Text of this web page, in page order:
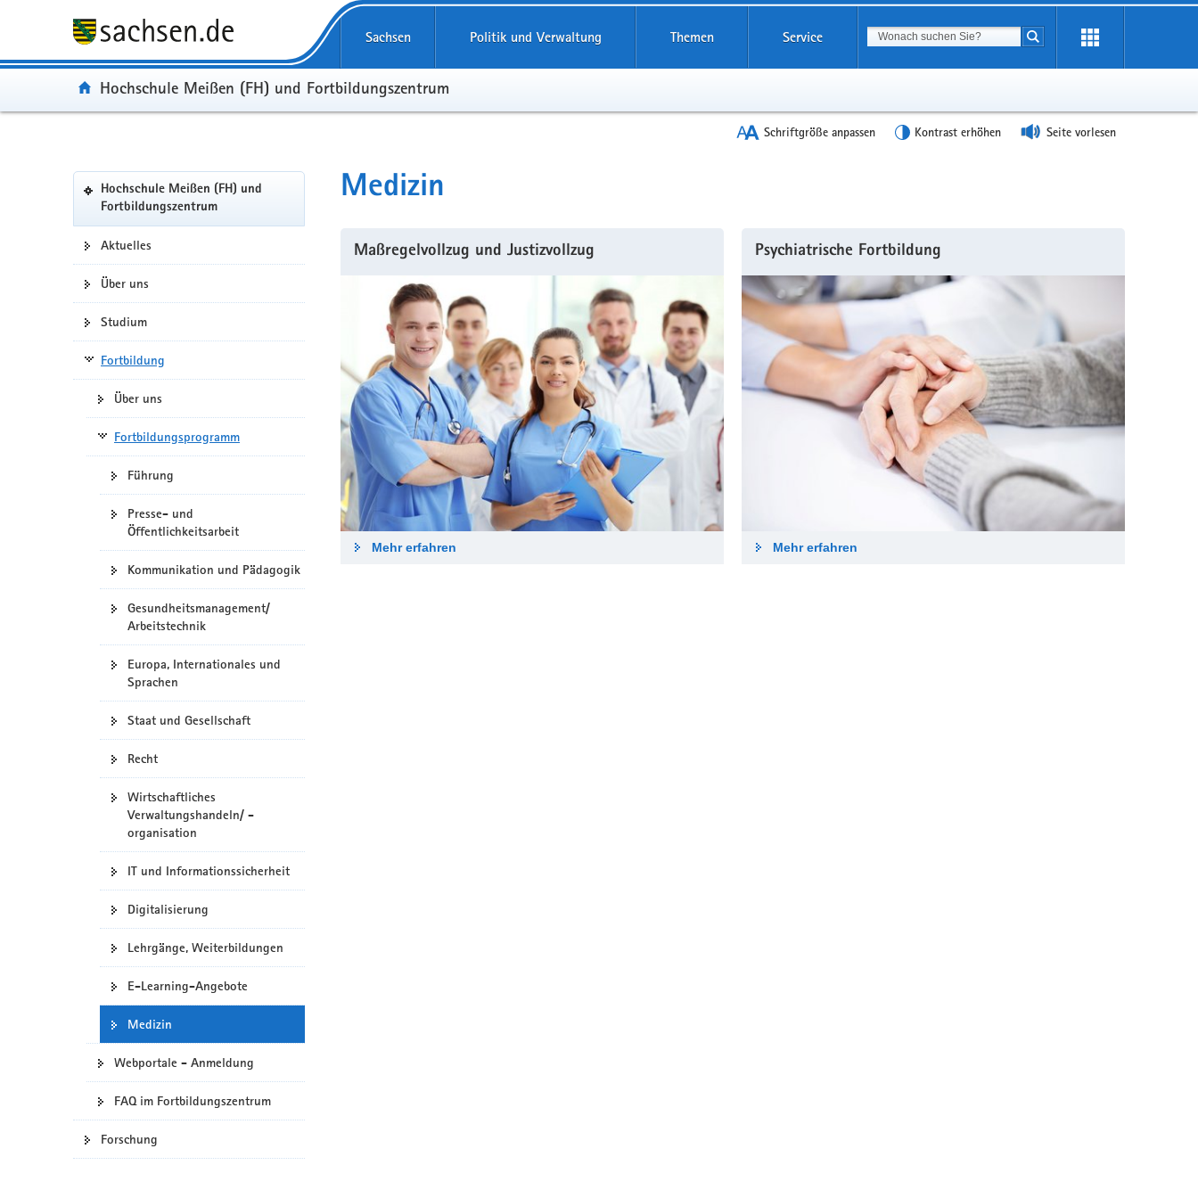
Sachsen Politik und Verwaltung Themen Service Suchbegriff
Suche starten
Portal:
Hochschule Meißen (FH) und Fortbildungszentrum
Schriftgröße anpassen Kontrast erhöhen Seite vorlesen
Portalnavigation
Hochschule Meißen (FH) und
Fortbildungszentrum(in
eigenes
Aktuelles
Über uns
Studium
Fortbildung
Über uns
Fortbildungsprogramm
Führung
Presse- und
Öffentlichkeitsarbeit
Kommunikation und Pädagogik
Gesundheitsmanagement/
Arbeitstechnik
Europa, Internationales und
Sprachen
Staat und Gesellschaft
Recht
Wirtschaftliches
Verwaltungshandeln/ -
organisation
IT und Informationssicherheit
Digitalisierung
Lehrgänge, Weiterbildungen
E-Learning-Angebote
Medizin
Webportale - Anmeldung
FAQ im Fortbildungszentrum
Forschung
Medizin
Maßregelvollzug und Justizvollzug
Mehr erfahren
Psychiatrische Fortbildung
Mehr erfahren